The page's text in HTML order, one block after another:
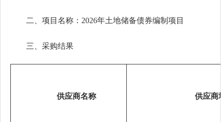
二、项目名称：2026年土地储备债券编制项目
三、采购结果
供应商名称 供应商